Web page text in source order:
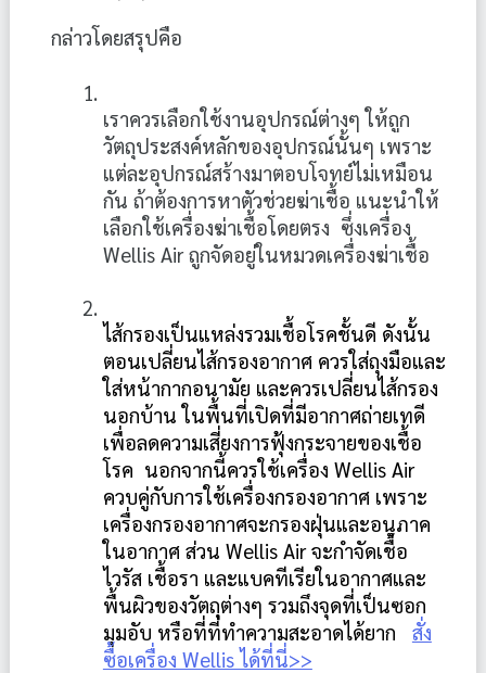
กล่าวโดยสรุปคือ
เราควรเลือกใช้งานอุปกรณ์ต่างๆ ให้ถูก
วัตถุประสงค์หลักของอุปกรณ์นั้นๆ เพราะ
แต่ละอุปกรณ์สร้างมาตอบโจทย์ไม่เหมือน
กัน ถ้าต้องการหาตัวช่วยฆ่าเชื้อ แนะนำให้
เลือกใช้เครื่องฆ่าเชื้อโดยตรง  ซึ่งเครื่อง
Wellis Air ถูกจัดอยู่ในหมวดเครื่องฆ่าเชื้อ
ไส้กรองเป็นแหล่งรวมเชื้อโรคชั้นดี ดังนั้น
ตอนเปลี่ยนไส้กรองอากาศ ควรใส่ถุงมือและ
ใส่หน้ากากอนามัย และควรเปลี่ยนไส้กรอง
นอกบ้าน ในพื้นที่เปิดที่มีอากาศถ่ายเทดี
เพื่อลดความเสี่ยงการฟุ้งกระจายของเชื้อ
โรค  นอกจากนี้ควรใช้เครื่อง Wellis Air
ควบคู่กับการใช้เครื่องกรองอากาศ เพราะ
เครื่องกรองอากาศจะกรองฝุ่นและอนุภาค
ในอากาศ ส่วน Wellis Air จะกำจัดเชื้อ
ไวรัส เชื้อรา และแบคทีเรียในอากาศและ
พื้นผิวของวัตถุต่างๆ รวมถึงจุดที่เป็นซอก
มุมอับ หรือที่ที่ทำความสะอาดได้ยาก สั่ง
ซื้อเครื่อง Wellis ได้ที่นี่>>